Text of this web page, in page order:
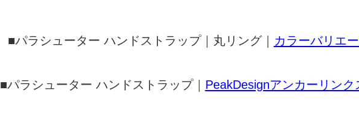
■パラシューター ハンドストラップ｜丸リング｜ カラーバリエ
■パラシューター ハンドストラップ｜ PeakDesignアンカーリンク